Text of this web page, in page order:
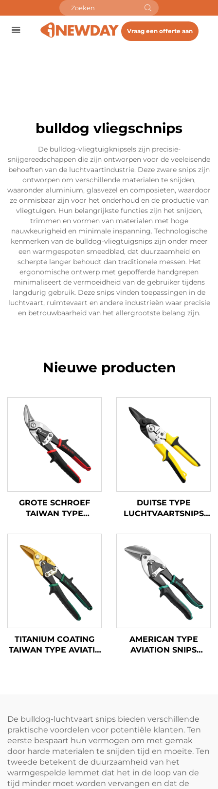
Vraag een offerte aan
bulldog vliegschnips
De bulldog-vliegtuigknipsels zijn precisie-
snijgereedschappen die zijn ontworpen voor de veeleisende
behoeften van de luchtvaartindustrie. Deze zware snips zijn
ontworpen om verschillende materialen te snijden,
waaronder aluminium, glasvezel en composieten, waardoor
ze onmisbaar zijn voor het onderhoud en de productie van
vliegtuigen. Hun belangrijkste functies zijn het snijden,
trimmen en vormen van materialen met hoge
nauwkeurigheid en minimale inspanning. Technologische
kenmerken van de bulldog-vliegtuigsnips zijn onder meer
een warmgespoten smeedblad, dat duurzaamheid en
scherpte langer behoudt dan traditionele messen. Het
ergonomische ontwerp met gepofferde handgrepen
minimaliseert de vermoeidheid van de gebruiker tijdens
langdurig gebruik. Deze snips vinden toepassingen in de
luchtvaart, ruimtevaart en andere industrieën waar precisie
en betrouwbaarheid van het allergrootste belang zijn.
Nieuwe producten
GROTE SCHROEF
TAIWAN TYPE
TX202TPH
DUITSE TYPE
LUCHTVAARTSNIPS
TITANIUM COATING
TAIWAN TYPE AVIATIE
AMERICAN TYPE
AVIATION SNIPS
De bulldog-luchtvaart snips bieden verschillende
praktische voordelen voor potentiële klanten. Ten
eerste bespaart hun vermogen om met gemak
door harde materialen te snijden tijd en moeite. Ten
tweede betekent de duurzaamheid van het
warmgespelde lemmet dat het in de loop van de
tijd minder moet worden vervangen en dat de